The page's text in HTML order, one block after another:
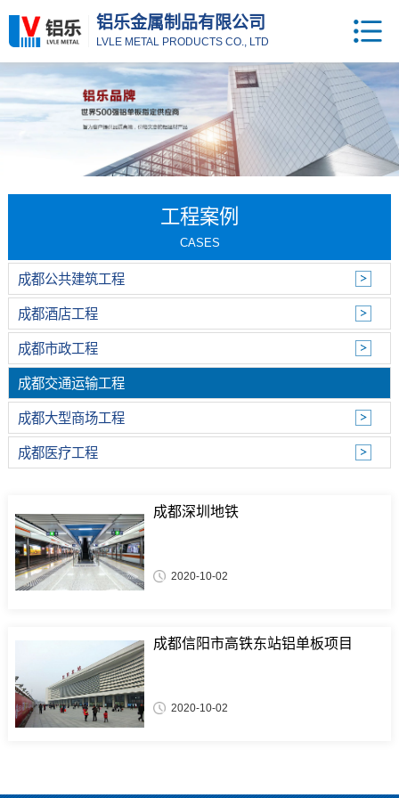
铝乐金属制品有限公司
LVLE METAL PRODUCTS CO., LTD
工程案例
CASES
成都公共建筑工程
成都酒店工程
成都市政工程
成都交通运输工程
成都大型商场工程
成都医疗工程
成都深圳地铁
2020-10-02
成都信阳市高铁东站铝单板项目
2020-10-02